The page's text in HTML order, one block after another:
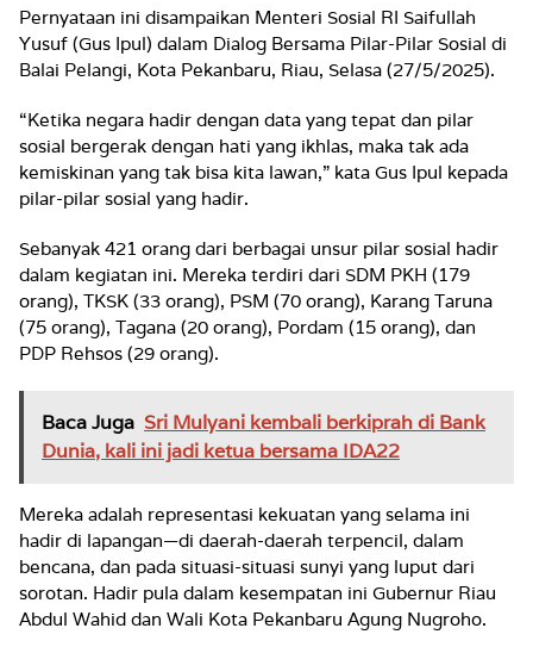
Pernyataan ini disampaikan Menteri Sosial RI Saifullah
Yusuf (Gus Ipul) dalam Dialog Bersama Pilar-Pilar Sosial di
Balai Pelangi, Kota Pekanbaru, Riau, Selasa (27/5/2025).
“Ketika negara hadir dengan data yang tepat dan pilar
sosial bergerak dengan hati yang ikhlas, maka tak ada
kemiskinan yang tak bisa kita lawan,” kata Gus Ipul kepada
pilar-pilar sosial yang hadir.
Sebanyak 421 orang dari berbagai unsur pilar sosial hadir
dalam kegiatan ini. Mereka terdiri dari SDM PKH (179
orang), TKSK (33 orang), PSM (70 orang), Karang Taruna
(75 orang), Tagana (20 orang), Pordam (15 orang), dan
PDP Rehsos (29 orang).
Baca Juga Sri Mulyani kembali berkiprah di Bank
Dunia, kali ini jadi ketua bersama IDA22
Mereka adalah representasi kekuatan yang selama ini
hadir di lapangan—di daerah-daerah terpencil, dalam
bencana, dan pada situasi-situasi sunyi yang luput dari
sorotan. Hadir pula dalam kesempatan ini Gubernur Riau
Abdul Wahid dan Wali Kota Pekanbaru Agung Nugroho.